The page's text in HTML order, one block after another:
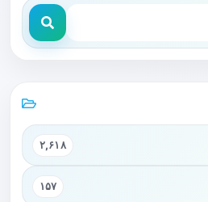
۲,۶۱۸
۱۵۷